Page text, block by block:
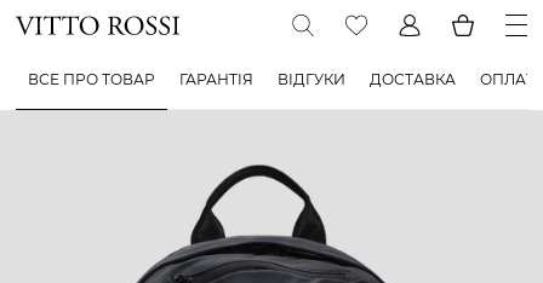
ВСЕ ПРО ТОВАР ГАРАНТІЯ ВІДГУКИ ДОСТАВКА